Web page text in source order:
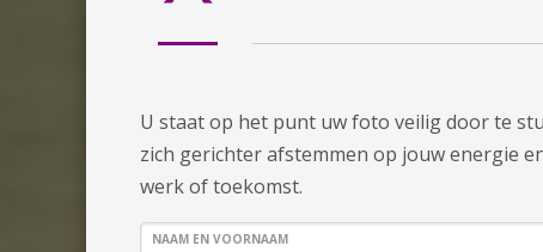
U staat op het punt uw foto veilig door te
zich gerichter afstemmen op jouw energie
werk of toekomst.
NAAM EN VOORNAAM